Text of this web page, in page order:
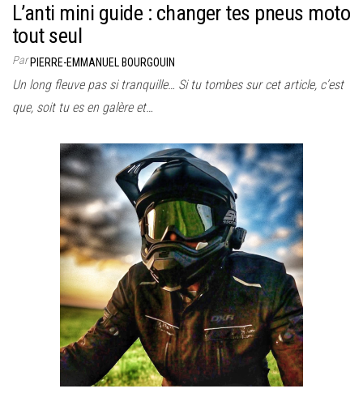
L’anti mini guide : changer tes pneus moto
tout seul
ParPIERRE-EMMANUEL BOURGOUIN
Un long fleuve pas si tranquille… Si tu tombes sur cet article, c’est
que, soit tu es en galère et…